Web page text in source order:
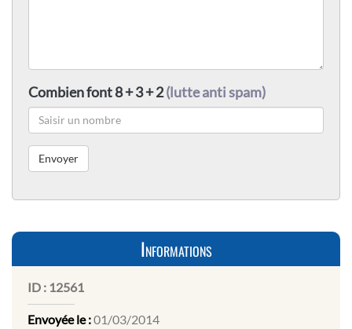
Combien font 8 + 3 + 2(lutte anti spam)
Informations
ID : 12561
Envoyée le :01/03/2014